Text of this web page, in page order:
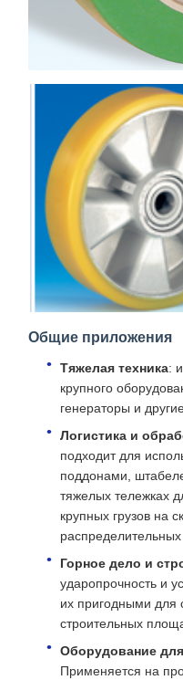
Общие приложения
Тяжелая техника:
крупного
генераторы и
Логистика и
подходит для
поддонами,
тяжелых тележках
крупных грузов на
распределительных
Горное дело и
ударопрочность и
их пригодными для
строительных
Оборудование
Применяется на